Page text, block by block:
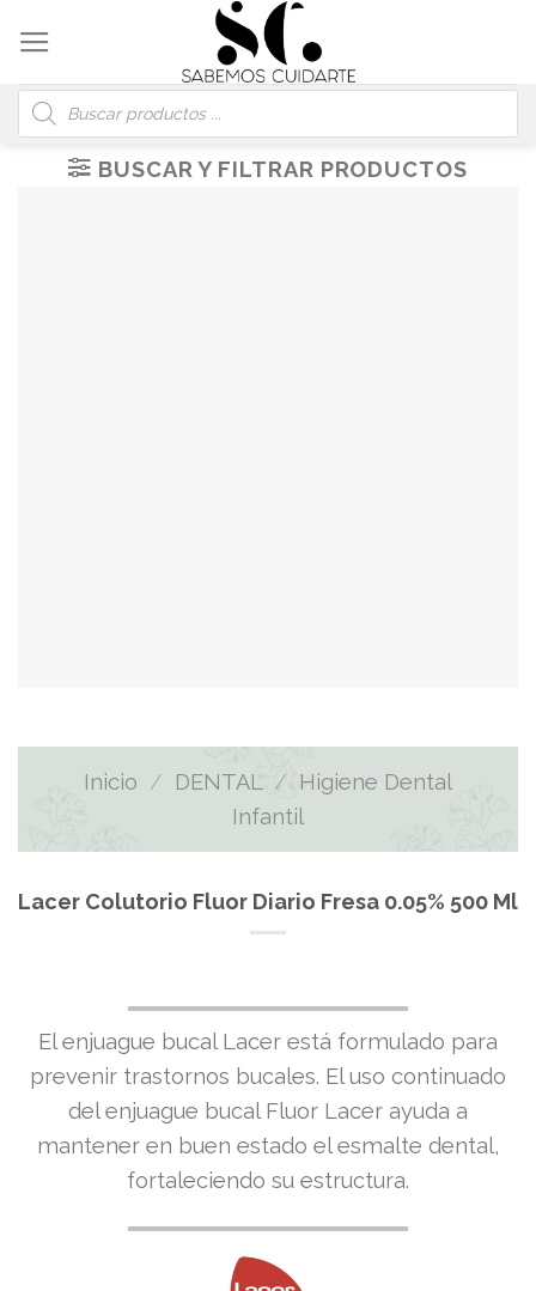
content
Búsqueda
de
productos
BUSCAR Y FILTRAR PRODUCTOS
Inicio / DENTAL / Higiene Dental
Infantil
Lacer Colutorio Fluor Diario Fresa 0.05% 500 Ml
El enjuague bucal Lacer está formulado para
prevenir trastornos bucales. El uso continuado
del enjuague bucal Fluor Lacer ayuda a
mantener en buen estado el esmalte dental,
fortaleciendo su estructura.